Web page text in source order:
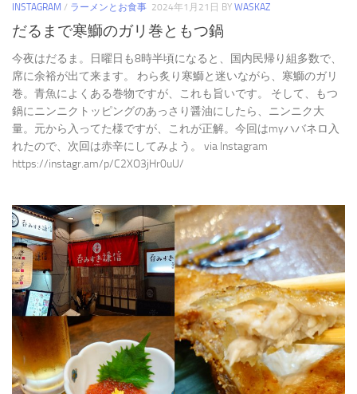
INSTAGRAM / ラーメンとお食事 2024年1月21日 BY WASKAZ
だるまで寒鰤のガリ巻ともつ鍋
今夜はだるま。日曜日も8時半頃になると、国内民帰り組多数で、
席に余裕が出て来ます。 わら炙り寒鰤と迷いながら、寒鰤のガリ
巻。青魚によくある巻物ですが、これも旨いです。 そして、もつ
鍋にニンニクトッピングのあっさり醤油にしたら、ニンニク大
量。元から入ってた様ですが、これが正解。今回はmyハバネロ入
れたので、次回は赤辛にしてみよう。 via Instagram
https://instagr.am/p/C2XO3jHr0uU/